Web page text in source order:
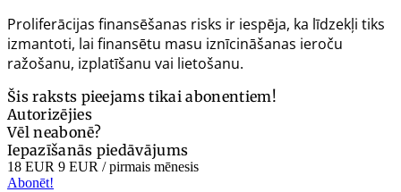
Proliferācijas finansēšanas risks ir iespēja, ka līdzekļi tiks
izmantoti, lai finansētu masu iznīcināšanas ieroču
ražošanu, izplatīšanu vai lietošanu.
Šis raksts pieejams tikai abonentiem!
Autorizējies
Vēl neabonē?
Iepazīšanās piedāvājums
18 EUR 9 EUR / pirmais mēnesis
Abonēt!